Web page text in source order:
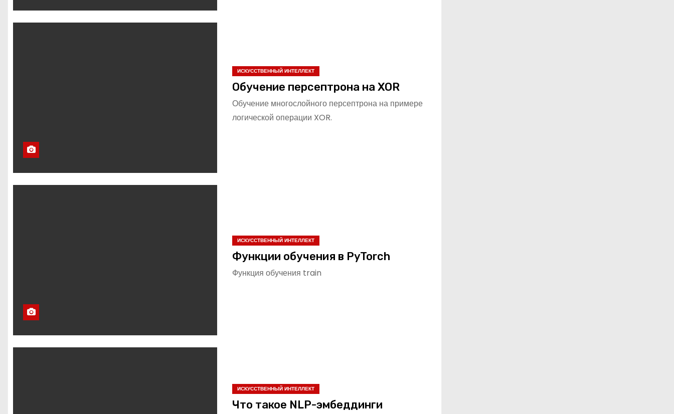
ИСКУССТВЕННЫЙ ИНТЕЛЛЕКТ
Обучение персептрона на XOR
Обучение многослойного персептрона на примере
логической операции XOR.
ИСКУССТВЕННЫЙ ИНТЕЛЛЕКТ
Функции обучения в PyTorch
Функция обучения train
ИСКУССТВЕННЫЙ ИНТЕЛЛЕКТ
Что такое NLP-эмбеддинги